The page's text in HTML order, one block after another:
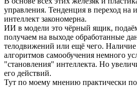
управления. Тенденция в переход на
интеллект закономерна.
ИИ в модели это чёрный ящик,
получаем на выходе обработанные
телодвижений или ещё чего.
алгоритмов самообучения немного
"становления" интеллекта. Но
его действий.
Тут по моему мнению практически